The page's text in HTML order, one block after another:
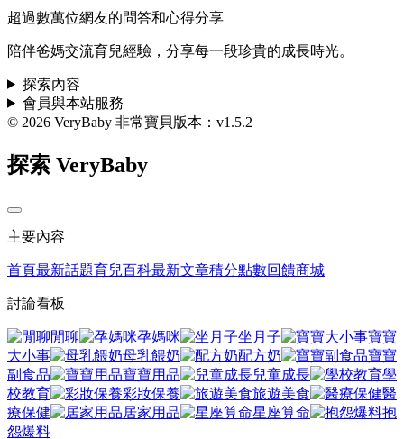
超過數萬位網友的問答和心得分享
陪伴爸媽交流育兒經驗，分享每一段珍貴的成長時光。
探索內容
會員與本站服務
© 2026 VeryBaby 非常寶貝版本：v1.5.2
探索 VeryBaby
主要內容
首頁最新話題育兒百科最新文章積分點數回饋商城
討論看板
閒聊 孕媽咪 坐月子
寶寶
大小事
母乳餵奶 配方奶
寶寶
副食品
寶寶用品 兒童成長
學
校教育
彩妝保養 旅遊美食
醫
療保健
居家用品 星座算命
抱
怨爆料